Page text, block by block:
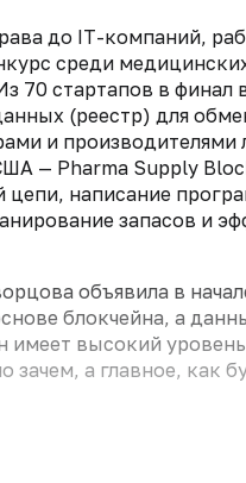
до IT-компаний,
среди
70 стартапов в
(реестр) для
и производителями
— Pharma Supply
написание
запасов и
объявила в
блокчейна, а
имеет высокий
а главное, как